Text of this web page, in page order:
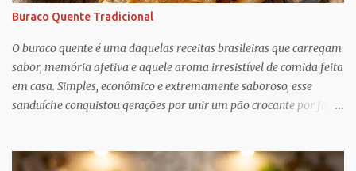
reconfortante. Embora a cultura popular e as narrativas sociais
nos façam acreditar que os relacionamentos familiares dão muito
trabalho para manter e podem ser confusos (quem assistiu The
Undoing ?), o que Greif descobriu é mais esperançoso:...
Buraco Quente Tradicional
O buraco quente é uma daquelas receitas brasileiras que carregam
sabor, memória afetiva e aquele aroma irresistível de comida feita
em casa. Simples, econômico e extremamente saboroso, esse
sanduíche conquistou gerações por unir um pão crocante por fora
está justamente no preparo: um pão macio recebe um recheio